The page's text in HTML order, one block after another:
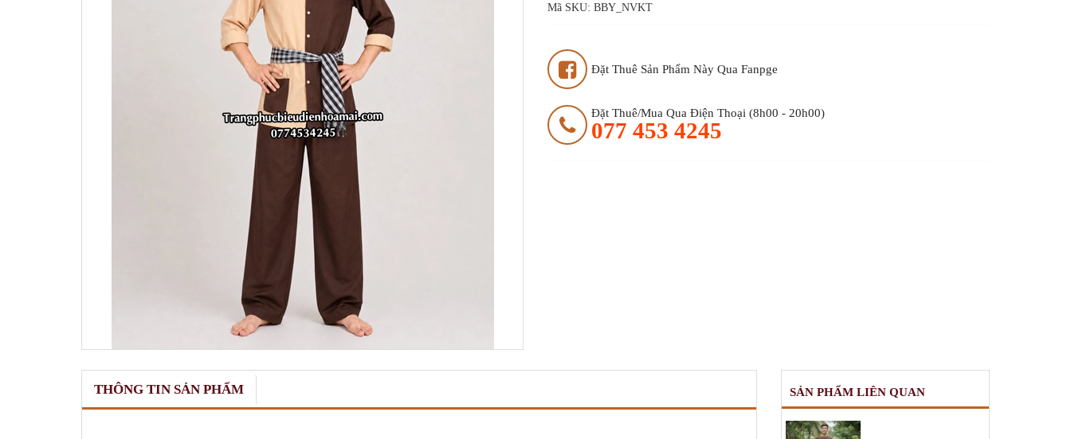
Mã SKU: BBY_NVKT
Đặt Thuê Sản Phẩm Này Qua Fanpge
Đặt Thuê/mua Qua Điện Thoại (8h00 - 20h00)
077 453 4245
THÔNG TIN SẢN PHẨM SẢN PHẨM LIÊN QUAN